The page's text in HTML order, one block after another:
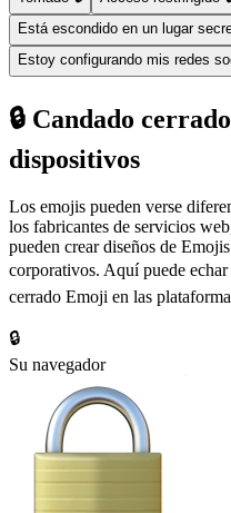
Está escondido en un lugar
Estoy configurando mis redes
🔒 Candado
dispositivos
Los emojis pueden verse
los fabricantes de servicios
pueden crear diseños de
corporativos. Aquí puede
cerrado Emoji en las
🔒
Su navegador